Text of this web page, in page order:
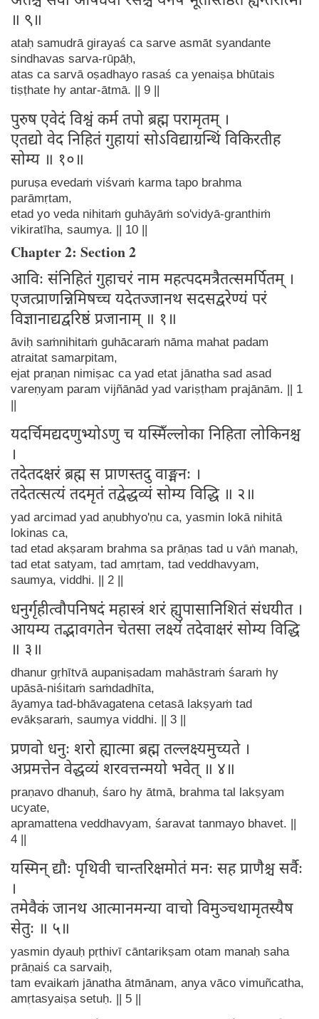
॥ ९॥
ataḥ samudrā girayaś ca sarve asmāt syandante
sindhavas sarva-rūpāḥ,
atas ca sarvā oṣadhayo rasaś ca yenaiṣa bhūtais
tiṣṭhate hy antar-ātmā. || 9 ||
पुरुष एवेदं विश्वं कर्म तपो ब्रह्म परामृतम् ।
एतद्यो वेद निहितं गुहायां सोऽविद्याग्रन्थिं विकिरतीह
सोम्य ॥ १०॥
puruṣa evedaṁ viśvaṁ karma tapo brahma
parāmṛtam,
etad yo veda nihitaṁ guhāyāṁ so'vidyā-granthiṁ
vikiratīha, saumya. || 10 ||
Chapter 2: Section 2
आविः संनिहितं गुहाचरं नाम महत्पदमत्रैतत्समर्पितम् ।
एजत्प्राणन्निमिषच्च यदेतज्जानथ सदसद्वरेण्यं परं
विज्ञानाद्यद्वरिष्ठं प्रजानाम् ॥ १॥
āviḥ saṁnihitaṁ guhācaraṁ nāma mahat padam
atraitat samarpitam,
ejat praṇan nimiṣac ca yad etat jānatha sad asad
vareṇyam param vijñānād yad variṣṭham prajānām. || 1
||
यदर्चिमद्यदणुभ्योऽणु च यस्मिँल्लोका निहिता लोकिनश्च
।
तदेतदक्षरं ब्रह्म स प्राणस्तदु वाङ्मनः ।
तदेतत्सत्यं तदमृतं तद्वेद्धव्यं सोम्य विद्धि ॥ २॥
yad arcimad yad aṇubhyo'ṇu ca, yasmin lokā nihitā
lokinas ca,
tad etad akṣaram brahma sa prāṇas tad u vāṅ manaḥ,
tad etat satyam, tad amṛtam, tad veddhavyam,
saumya, viddhi. || 2 ||
धनुर्गृहीत्वौपनिषदं महास्त्रं शरं ह्युपासानिशितं संधयीत ।
आयम्य तद्भावगतेन चेतसा लक्ष्यं तदेवाक्षरं सोम्य विद्धि
॥ ३॥
dhanur gṛhītvā aupaniṣadam mahāstraṁ śaraṁ hy
upāsā-niśitaṁ saṁdadhīta,
āyamya tad-bhāvagatena cetasā lakṣyaṁ tad
evākṣaraṁ, saumya viddhi. || 3 ||
प्रणवो धनुः शरो ह्यात्मा ब्रह्म तल्लक्ष्यमुच्यते ।
अप्रमत्तेन वेद्धव्यं शरवत्तन्मयो भवेत् ॥ ४॥
praṇavo dhanuḥ, śaro hy ātmā, brahma tal lakṣyam
ucyate,
apramattena veddhavyam, śaravat tanmayo bhavet. ||
4 ||
यस्मिन् द्यौः पृथिवी चान्तरिक्षमोतं मनः सह प्राणैश्च सर्वैः
।
तमेवैकं जानथ आत्मानमन्या वाचो विमुञ्चथामृतस्यैष
सेतुः ॥ ५॥
yasmin dyauḥ pṛthivī cāntarikṣam otam manaḥ saha
prāṇaiś ca sarvaiḥ,
tam evaikaṁ jānatha ātmānam, anya vāco vimuñcatha,
amṛtasyaiṣa setuḥ. || 5 ||